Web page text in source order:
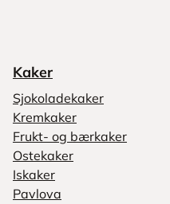
Kaker
Sjokoladekaker
Kremkaker
Frukt- og bærkaker
Ostekaker
Iskaker
Pavlova